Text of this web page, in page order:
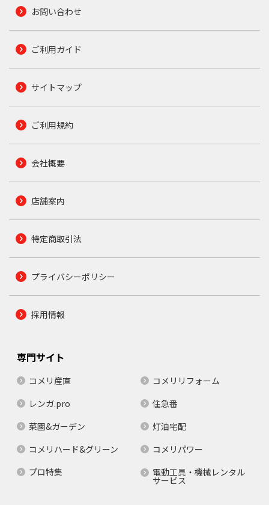
お問い合わせ
ご利用ガイド
サイトマップ
ご利用規約
会社概要
店舗案内
特定商取引法
プライバシーポリシー
採用情報
専門サイト
コメリ産直
コメリリフォーム
レンガ.pro
住急番
菜園&ガーデン
灯油宅配
コメリハード&グリーン
コメリパワー
プロ特集
電動工具・機械レンタル
サービス